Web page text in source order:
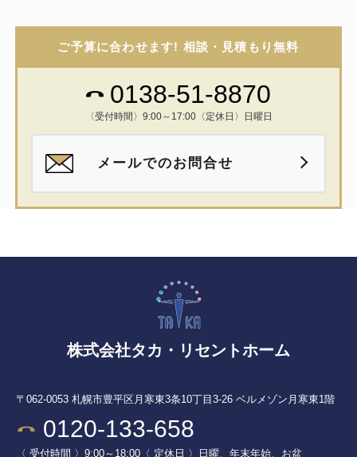
ご予算に合わせます! 相談・見積もり無料
0138-51-8870
〈受付時間〉9:00～17:00〈定休日〉日曜日
メールでのお問合せ
株式会社タカ・リセントホーム
〒062-0053 札幌市豊平区月寒東3条10丁目3-26 ベルメゾン月寒東1階
0120-133-658
〈 受付時間 〉9:00～18:00 〈 定休日 〉日曜、年末年始、お盆